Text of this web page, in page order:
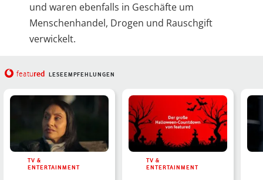
und waren ebenfalls in Geschäfte um
Menschenhandel, Drogen und Rauschgift
verwickelt.
featured LESEEMPFEHLUNGEN
TV &
ENTERTAINMENT
TV &
ENTERTAINMENT